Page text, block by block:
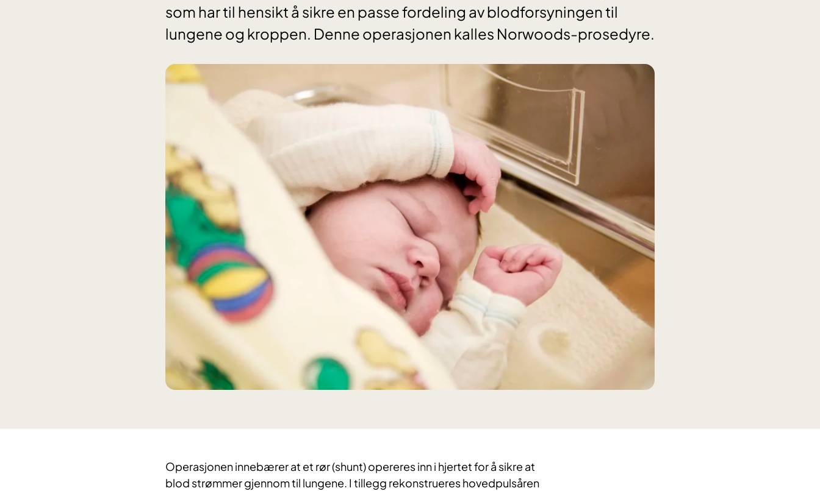
som har til hensikt å sikre en passe fordeling av blodforsyningen til
lungene og kroppen. Denne operasjonen kalles Norwoods-prosedyre.
Operasjonen innebærer at et rør (shunt) opereres inn i hjertet for å sikre at
blod strømmer gjennom til lungene. I tillegg rekonstrueres hovedpulsåren